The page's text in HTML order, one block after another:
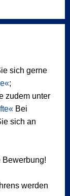
sich gerne
;
zudem unter
Bei
sich an
Bewerbung!
werden